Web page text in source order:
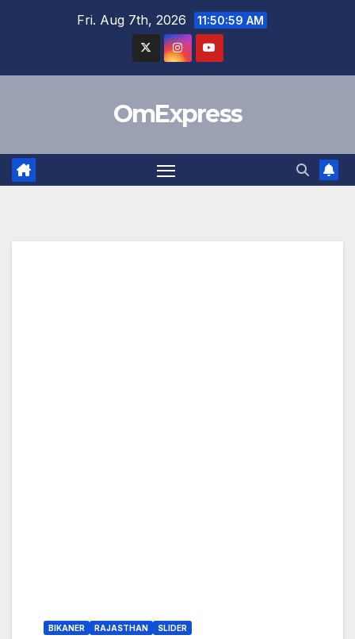
Fri. Aug 7th, 2026 11:51:00 AM
OmExpress
BIKANER RAJASTHAN SLIDER